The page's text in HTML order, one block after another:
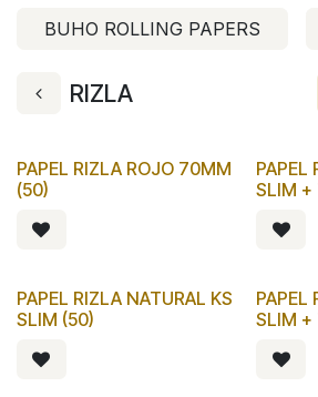
BUHO ROLLING PAPERS
RIZLA
PAPEL RIZLA ROJO 70MM
(50)
PAPEL
SLIM +
PAPEL RIZLA NATURAL KS
SLIM (50)
PAPEL
SLIM +